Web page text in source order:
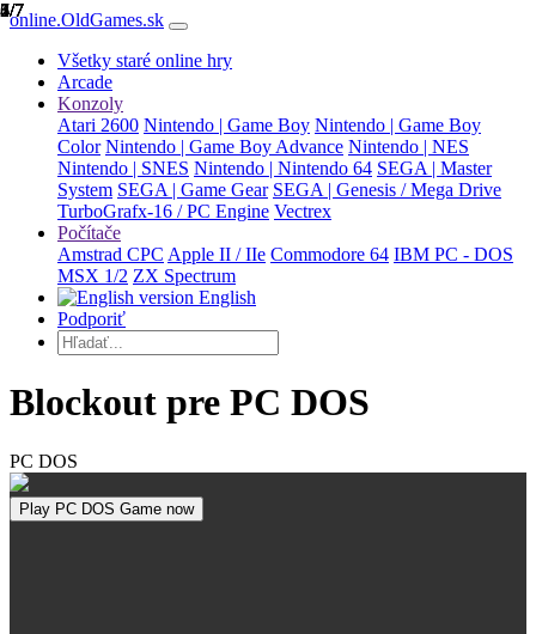
online.OldGames.sk
Všetky staré online hry
Arcade
Konzoly
Atari 2600 Nintendo | Game Boy Nintendo | Game Boy
Color Nintendo | Game Boy Advance Nintendo | NES
Nintendo | SNES Nintendo | Nintendo 64 SEGA | Master
System SEGA | Game Gear SEGA | Genesis / Mega Drive
TurboGrafx-16 / PC Engine Vectrex
Počítače
Amstrad CPC Apple II / IIe Commodore 64 IBM PC - DOS
MSX 1/2 ZX Spectrum
English
Podporiť
Blockout pre PC DOS
PC DOS
Play PC DOS Game now
1/7
2/7
3/7
4/7
5/7
6/7
7/7